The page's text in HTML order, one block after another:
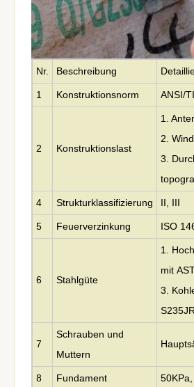
Nr. Beschreibung
1 Konstruktionsnorm ANSI/
2 Konstruktionslast
1.
2.
3.
4 Strukturklassifizierung II, III
5 Feuerverzinkung ISO
6 Stahlgüte
1.
mit
3.
S235JR
7
Schrauben und
Muttern
8 Fundament